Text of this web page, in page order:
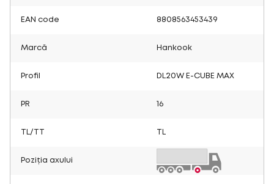
EAN code 8808563453439
Marcă Hankook
Profil DL20W E-CUBE MAX
PR 16
TL/TT
Poziția axului